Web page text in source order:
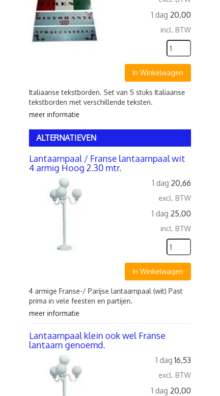
1 dag 20,00
incl. BTW
In Winkelwagen
Italiaanse tekstborden. Set van 5 stuks Italiaanse
tekstborden met verschillende teksten.
meer informatie
ALTERNATIEVEN
Lantaarnpaal / Franse lantaarnpaal wit
4 armig Hoog 2.30 mtr.
1 dag 20,66
excl. BTW
1 dag 25,00
incl. BTW
In Winkelwagen
4 armige Franse-/ Parijse lantaarnpaal (wit) Past
prima in vele feesten en partijen.
meer informatie
Lantaarnpaal klein ook wel Franse
lantaarn genoemd.
1 dag 16,53
excl. BTW
1 dag 20,00